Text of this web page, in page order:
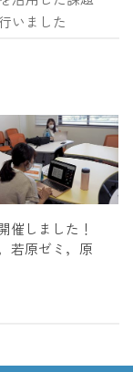
いました
催しました！
若原ゼミ，原